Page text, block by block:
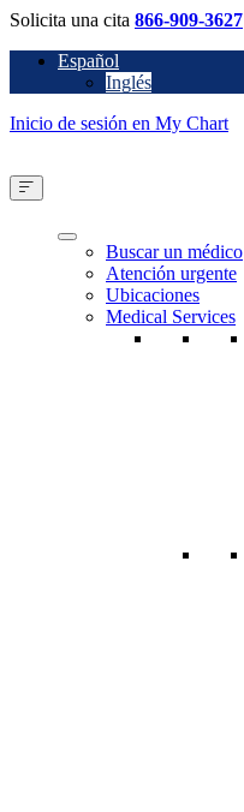
Solicita una cita 866-909-3627
Español
Inglés
Inicio de sesión en My Chart
Buscar un médico
Atención urgente
Ubicaciones
Medical Services